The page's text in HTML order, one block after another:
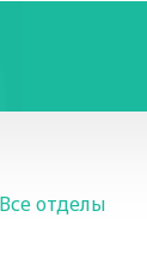
Все отделы